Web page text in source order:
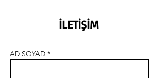
İLETİŞİM
AD SOYAD *